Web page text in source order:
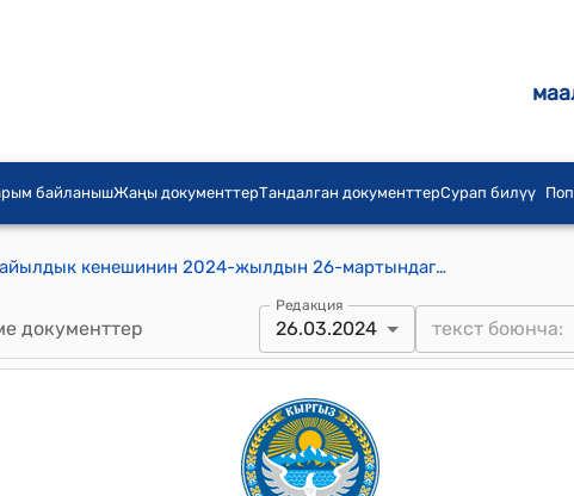
байланышЖаңы документтерТандалган документтерСурап билүү
Сары-Булак айыл аймагынын айылдык кенешинин 2024-жылдын 26-мартындагы "Сары-Булак айыл аймагынын айыл өкмөтүнүн 2022-жылдагы жергиликтүү бюджетинин аткарылышын кароо жөнүндө " № 9/46 токтому
документтер
Редакция
26.03.2024